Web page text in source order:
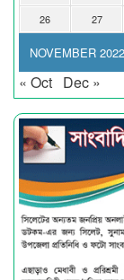
NOVEMBER 2022
26
27
« Oct Dec »